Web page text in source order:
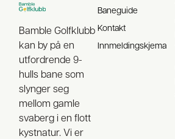
Bamble Golfklubb
kan by på en
utfordrende 9-
hulls bane som
slynger seg
mellom gamle
svaberg i en flott
kystnatur. Vi er
Baneguide
Kontakt
Innmeldingskjema